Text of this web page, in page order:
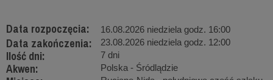
Data rozpoczęcia: 16.08.2026 niedziela godz. 16:00
Data zakończenia: 23.08.2026 niedziela godz. 12:00
Ilość dni: 7 dni
Akwen: Polska - Śródlądzie